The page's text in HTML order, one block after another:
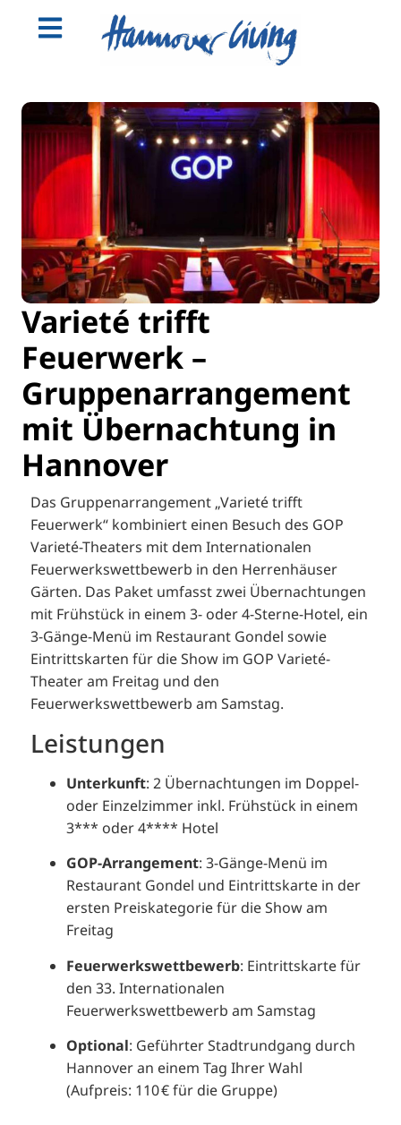
Varieté trifft
Feuerwerk –
Gruppenarrangement
mit Übernachtung in
Hannover
Das Gruppenarrangement „Varieté trifft
Feuerwerk“ kombiniert einen Besuch des GOP
Varieté-Theaters mit dem Internationalen
Feuerwerkswettbewerb in den Herrenhäuser
Gärten. Das Paket umfasst zwei Übernachtungen
mit Frühstück in einem 3- oder 4-Sterne-Hotel, ein
3-Gänge-Menü im Restaurant Gondel sowie
Eintrittskarten für die Show im GOP Varieté-
Theater am Freitag und den
Feuerwerkswettbewerb am Samstag.
Leistungen
Unterkunft: 2 Übernachtungen im Doppel-
oder Einzelzimmer inkl. Frühstück in einem
3*** oder 4**** Hotel
GOP-Arrangement: 3-Gänge-Menü im
Restaurant Gondel und Eintrittskarte in der
ersten Preiskategorie für die Show am
Freitag
Feuerwerkswettbewerb: Eintrittskarte für
den 33. Internationalen
Feuerwerkswettbewerb am Samstag
Optional: Geführter Stadtrundgang durch
Hannover an einem Tag Ihrer Wahl
(Aufpreis: 110 € für die Gruppe)